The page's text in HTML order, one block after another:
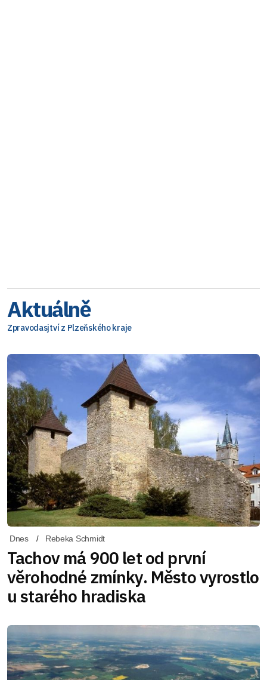
Aktuálně
Zpravodasjtví z Plzeňského kraje
Dnes Rebeka Schmidt
Tachov má 900 let od první
věrohodné zmínky. Město vyrostlo
u starého hradiska